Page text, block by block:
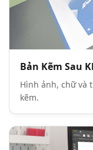
Bản Kẽm Sau
Hình ảnh, chữ và
kẽm.